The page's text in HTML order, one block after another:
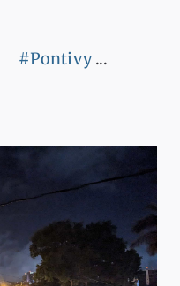
#Pontivy...